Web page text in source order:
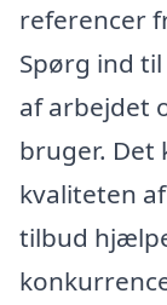
referencer
Spørg ind
af arbejdet
bruger.
kvaliteten
tilbud